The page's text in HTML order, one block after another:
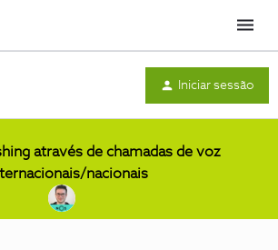
Menu
Iniciar sessão
através de chamadas de voz
nacionais